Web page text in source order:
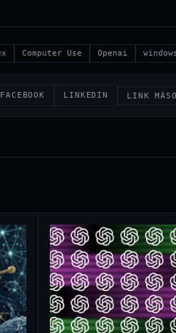
Computer Use Openai
FACEBOOK LINKEDIN LINK